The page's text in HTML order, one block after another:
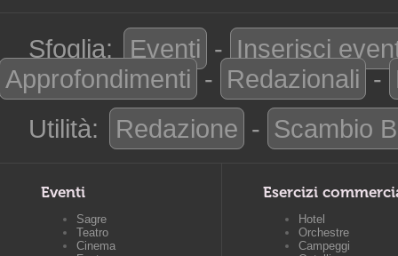
Sfoglia: Eventi - Inserisci
Approfondimenti - Redazionali -
Utilità:
Redazione - Scambio
Eventi
Sagre
Teatro
Cinema
Esercizi
Hotel
Orchestre
Campeggi